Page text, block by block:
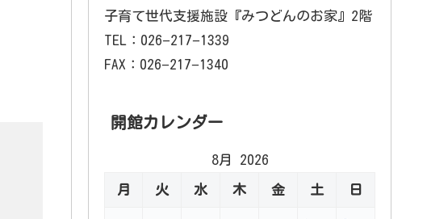
子育て世代支援施設『みつどんのお家』2階
TEL：026−217−1339
FAX：026−217−1340
開館カレンダー
8月 2026
月 火 水 木 金 土 日